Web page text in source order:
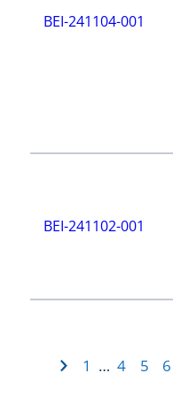
BEI-241104-001
BEI-241102-001
1 … 4 5 6